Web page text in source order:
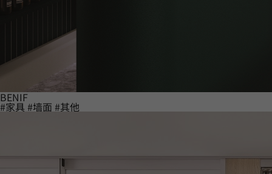
BENIF
#家具 #墙面 #其他